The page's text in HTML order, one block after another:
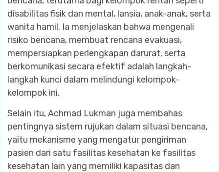
disabilitas fisik dan mental, lansia, anak-anak, serta
wanita hamil. Ia menjelaskan bahwa mengenali
risiko bencana, membuat rencana evakuasi,
mempersiapkan perlengkapan darurat, serta
berkomunikasi secara efektif adalah langkah-
langkah kunci dalam melindungi kelompok-
kelompok ini.
Selain itu, Achmad Lukman juga membahas
pentingnya sistem rujukan dalam situasi bencana,
yaitu mekanisme yang mengatur pengiriman
pasien dari satu fasilitas kesehatan ke fasilitas
kesehatan lain yang memiliki kapasitas dan